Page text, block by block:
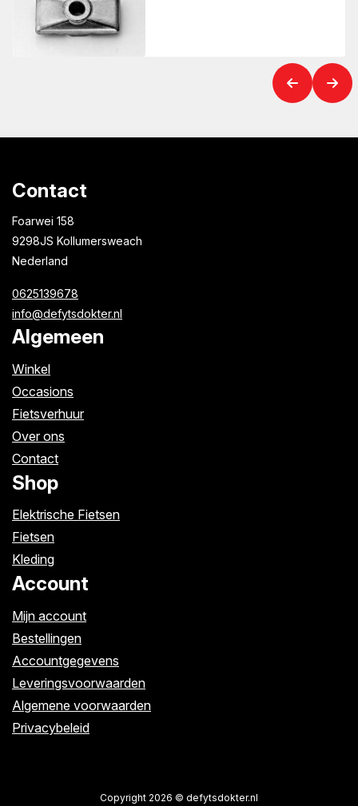
Contact
Foarwei 158
9298JS Kollumersweach
Nederland
0625139678
info@defytsdokter.nl
Algemeen
Winkel
Occasions
Fietsverhuur
Over ons
Contact
Shop
Elektrische Fietsen
Fietsen
Kleding
Account
Mijn account
Bestellingen
Accountgegevens
Leveringsvoorwaarden
Algemene voorwaarden
Privacybeleid
Copyright 2026 © defytsdokter.nl